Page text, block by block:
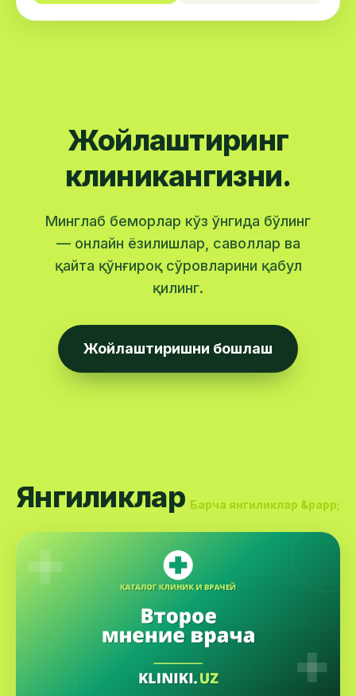
Жойлаштиринг
клиникангизни.
Минглаб беморлар кўз ўнгида бўлинг
— онлайн ёзилишлар, саволлар ва
қайта қўнғироқ сўровларини қабул
қилинг.
Жойлаштиришни бошлаш
Янгиликлар Барча янгиликлар &рарр;